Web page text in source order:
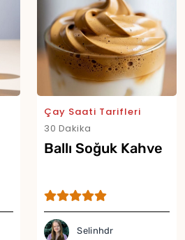
Çay Saati Tarifleri
30 Dakika
Ballı Soğuk Kahve
Selinhdr